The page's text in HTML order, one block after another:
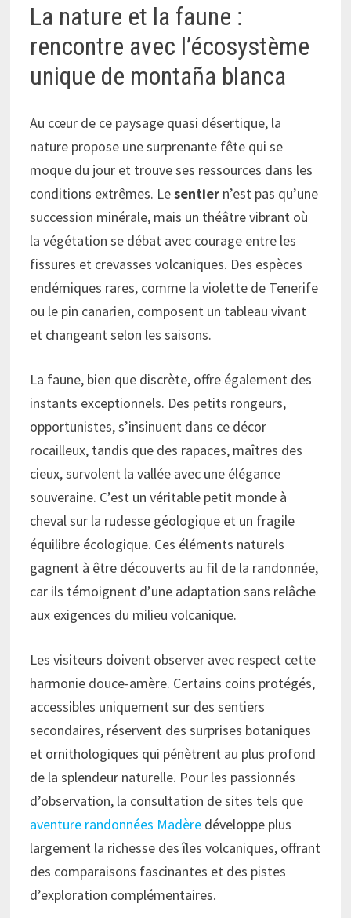
La nature et la faune :
rencontre avec l’écosystème
unique de montaña blanca
Au cœur de ce paysage quasi désertique, la
nature propose une surprenante fête qui se
moque du jour et trouve ses ressources dans les
conditions extrêmes. Lesentier n’est pas qu’une
succession minérale, mais un théâtre vibrant où
la végétation se débat avec courage entre les
fissures et crevasses volcaniques. Des espèces
endémiques rares, comme la violette de Tenerife
ou le pin canarien, composent un tableau vivant
et changeant selon les saisons.
La faune, bien que discrète, offre également des
instants exceptionnels. Des petits rongeurs,
opportunistes, s’insinuent dans ce décor
rocailleux, tandis que des rapaces, maîtres des
cieux, survolent la vallée avec une élégance
souveraine. C’est un véritable petit monde à
cheval sur la rudesse géologique et un fragile
équilibre écologique. Ces éléments naturels
gagnent à être découverts au fil de la randonnée,
car ils témoignent d’une adaptation sans relâche
aux exigences du milieu volcanique.
Les visiteurs doivent observer avec respect cette
harmonie douce-amère. Certains coins protégés,
accessibles uniquement sur des sentiers
secondaires, réservent des surprises botaniques
et ornithologiques qui pénètrent au plus profond
de la splendeur naturelle. Pour les passionnés
d’observation, la consultation de sites tels que
aventure randonnées Madère développe plus
largement la richesse des îles volcaniques, offrant
des comparaisons fascinantes et des pistes
d’exploration complémentaires.